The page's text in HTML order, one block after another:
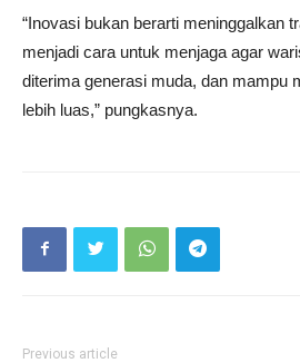
“Inovasi bukan berarti meninggalkan
menjadi cara untuk menjaga agar
diterima generasi muda, dan mampu
lebih luas,” pungkasnya.
Previous article